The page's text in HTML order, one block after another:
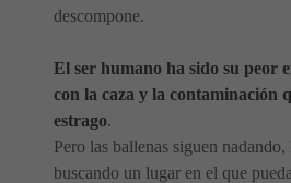
descompone.
El ser humano ha sido su peor
con la caza y la contaminación
estrago.
Pero las ballenas siguen
buscando un lugar en el que